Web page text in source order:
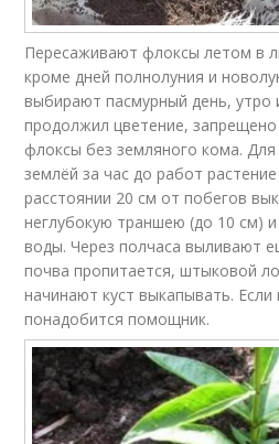
Пересаживают флоксы летом в
кроме дней полнолуния и
выбирают пасмурный день, утро
продолжил цветение,
флоксы без земляного кома.
землёй за час до работ
расстоянии 20 см от побегов
неглубокую траншею (до 10 см)
воды. Через полчаса выливают
почва пропитается, штыковой
начинают куст выкапывать. Если
понадобится помощник.